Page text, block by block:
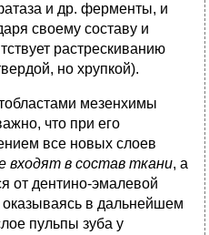
и др. ферменты, и
своему составу и
растрескиванию
но хрупкой).
мезенхимы
что при его
все новых слоев
входят в состав ткани, а
от дентино-эмалевой
оказываясь в дальнейшем
пульпы зуба у